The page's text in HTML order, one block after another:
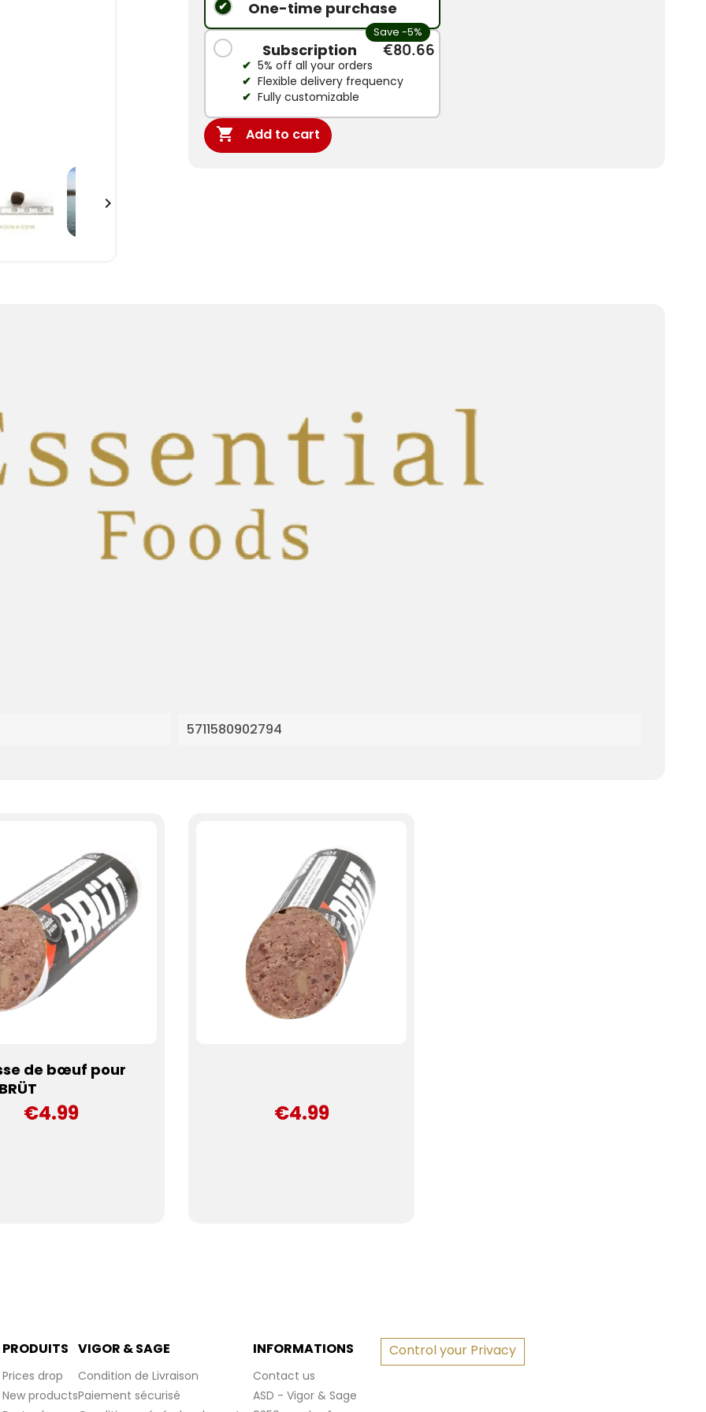

One-time purchase
Save -5%
Subscription €80.66
5% off all your orders
Flexible delivery frequency
Fully customizable
 Add to cart
5711580902794
de bœuf pour
€4.99 €4.99
PRODUITS
Prices drop
New products
VIGOR & SAGE
Condition de Livraison
Paiement sécurisé
INFORMATIONS
Contact us
ASD - Vigor & Sage
Control your Privacy